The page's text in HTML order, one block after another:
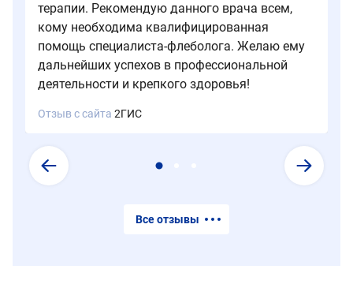
занимает
около
30−40
минут.
терапии. Рекомендую данного врача всем,
кому необходима квалифицированная
помощь специалиста-флеболога. Желаю ему
дальнейших успехов в профессиональной
деятельности и крепкого здоровья!
Отзыв с сайта 2ГИС
Все отзывы